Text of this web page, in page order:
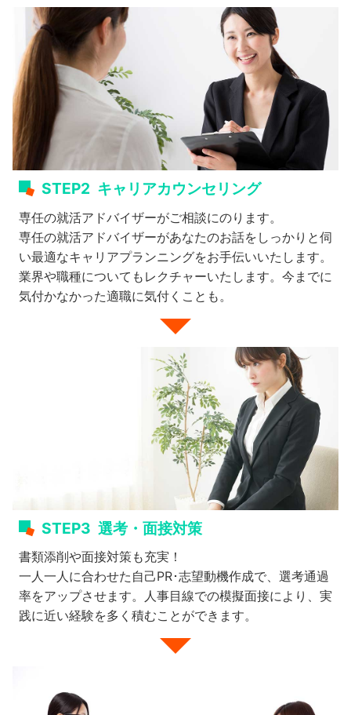
STEP2 キャリアカウンセリング
専任の就活アドバイザーがご相談にのります。
専任の就活アドバイザーがあなたのお話をしっかりと伺
い最適なキャリアプランニングをお手伝いいたします。
業界や職種についてもレクチャーいたします。今までに
気付かなかった適職に気付くことも。
STEP3 選考・面接対策
書類添削や面接対策も充実！
一人一人に合わせた自己PR･志望動機作成で、選考通過
率をアップさせます。人事目線での模擬面接により、実
践に近い経験を多く積むことができます。